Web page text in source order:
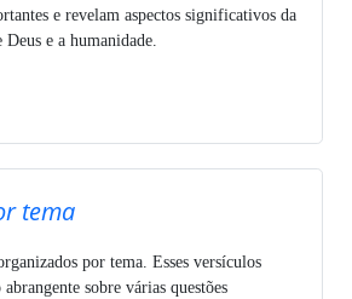
e revelam aspectos significativos da
e a humanidade.
tema
por tema. Esses versículos
sobre várias questões